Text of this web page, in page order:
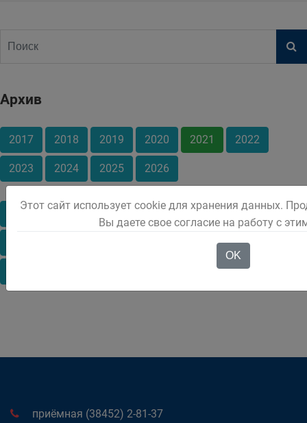
Архив
2017 2018 2019 2020 2021 2022
2023 2024 2025 2026
Январь Февраль Март Апрель Май
Октябрь
приёмная (38452) 2-81-37
Этот сайт использует cookie для хранения данных.
Вы даете свое согласие на работу с
OK